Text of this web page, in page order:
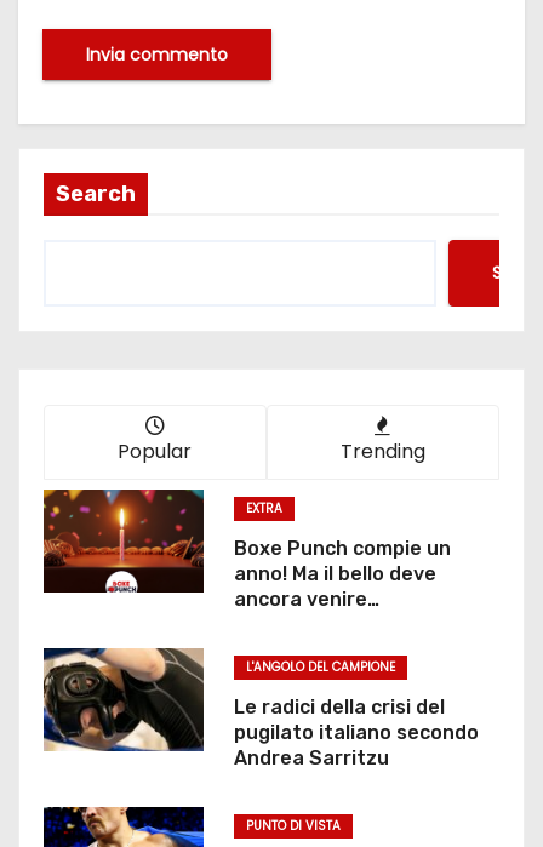
Search
Popular Trending
EXTRA
Boxe Punch compie un
anno! Ma il bello deve
ancora venire…
L'ANGOLO DEL CAMPIONE
Le radici della crisi del
pugilato italiano secondo
Andrea Sarritzu
PUNTO DI VISTA